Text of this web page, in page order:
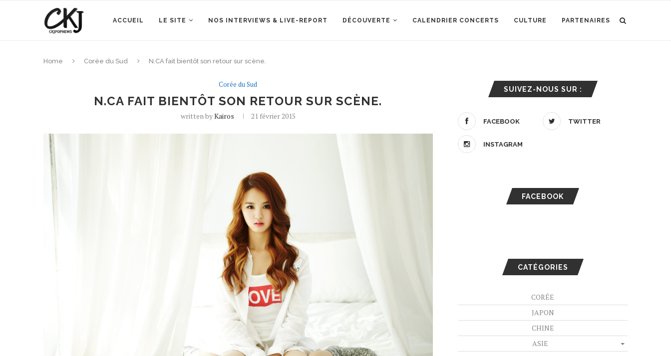
ACCUEIL LE SITE NOS INTERVIEWS & LIVE-REPORT DÉCOUVERTE CALENDRIER CONCERTS CULTURE PARTENAIRES
Home Corée du Sud N.CA fait bientôt son retour sur scène.
Corée du Sud
N.CA FAIT BIENTÔT SON RETOUR SUR SCÈNE.
written byKairos 21 février 2015
SUIVEZ-NOUS SUR :
FACEBOOK TWITTER
INSTAGRAM
FACEBOOK
CATÉGORIES
CORÉE
JAPON
CHINE
ASIE